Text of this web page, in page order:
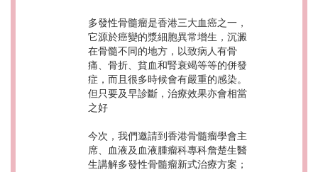
多發性骨髓瘤是香港三大血癌之一，
它源於癌變的漿細胞異常增生，沉澱
在骨髓不同的地方，以致病人有骨
痛、骨折、貧血和腎衰竭等等的併發
症，而且很多時候會有嚴重的感染。
但只要及早診斷，治療效果亦會相當
之好
今次，我們邀請到香港骨髓瘤學會主
席、血液及血液腫瘤科專科詹楚生醫
生講解多發性骨髓瘤新式治療方案；